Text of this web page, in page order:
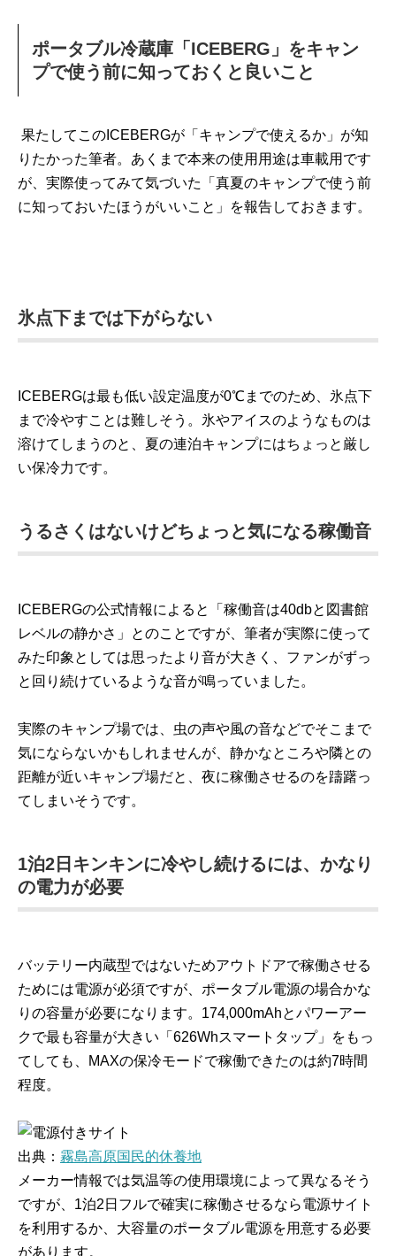
ポータブル冷蔵庫「ICEBERG」をキャン
プで使う前に知っておくと良いこと
果たしてこのICEBERGが「キャンプで使えるか」が知
りたかった筆者。あくまで本来の使用用途は車載用です
が、実際使ってみて気づいた「真夏のキャンプで使う前
に知っておいたほうがいいこと」を報告しておきます。
氷点下までは下がらない
ICEBERGは最も低い設定温度が0℃までのため、氷点下
まで冷やすことは難しそう。氷やアイスのようなものは
溶けてしまうのと、夏の連泊キャンプにはちょっと厳し
い保冷力です。
うるさくはないけどちょっと気になる稼働音
ICEBERGの公式情報によると「稼働音は40dbと図書館
レベルの静かさ」とのことですが、筆者が実際に使って
みた印象としては思ったより音が大きく、ファンがずっ
と回り続けているような音が鳴っていました。
実際のキャンプ場では、虫の声や風の音などでそこまで
気にならないかもしれませんが、静かなところや隣との
距離が近いキャンプ場だと、夜に稼働させるのを躊躇っ
てしまいそうです。
1泊2日キンキンに冷やし続けるには、かなり
の電力が必要
バッテリー内蔵型ではないためアウトドアで稼働させる
ためには電源が必須ですが、ポータブル電源の場合かな
りの容量が必要になります。174,000mAhとパワーアー
クで最も容量が大きい「626Whスマートタップ」をもっ
てしても、MAXの保冷モードで稼働できたのは約7時間
程度。
出典： 霧島高原国民的休養地
メーカー情報では気温等の使用環境によって異なるそう
ですが、1泊2日フルで確実に稼働させるなら電源サイト
を利用するか、大容量のポータブル電源を用意する必要
があります。